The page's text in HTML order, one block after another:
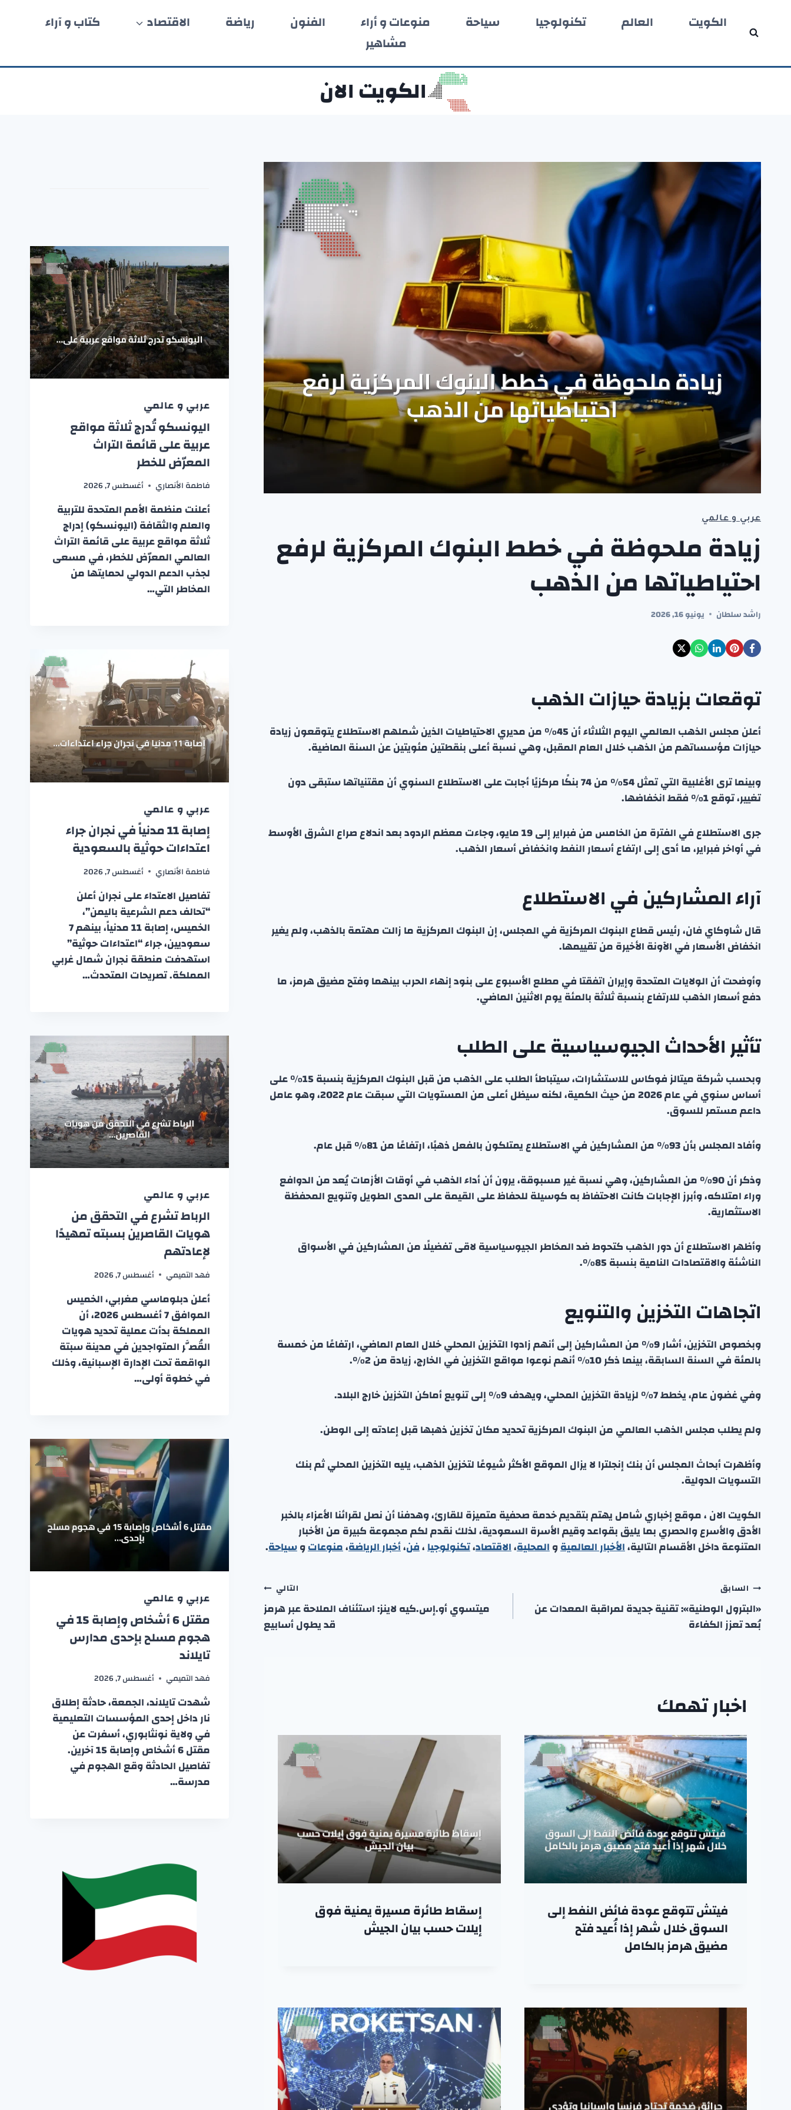
المحتوى
الكويت العالم تكنولوجيا سياحة منوعات و أراء الفنون رياضة الاقتصاد
كتاب و آراء
مشاهير
الكويت الان
عربي و عالمي
زيادة ملحوظة في خطط البنوك المركزية لرفع
احتياطياتها من الذهب
راشد سلطان يونيو 16, 2026
توقعات بزيادة حيازات الذهب
أعلن مجلس الذهب العالمي اليوم الثلاثاء أن 45% من مديري الاحتياطيات الذين شملهم الاستطلاع يتوقعون زيادة
حيازات مؤسساتهم من الذهب خلال العام المقبل، وهي نسبة أعلى بنقطتين مئويتين عن السنة الماضية.
وبينما ترى الأغلبية التي تمثل 54% من 74 بنكًا مركزيًا أجابت على الاستطلاع السنوي أن مقتنياتها ستبقى دون
تغيير، توقع 1% فقط انخفاضها.
جرى الاستطلاع في الفترة من الخامس من فبراير إلى 19 مايو، وجاءت معظم الردود بعد اندلاع صراع الشرق الأوسط
في أواخر فبراير، ما أدى إلى ارتفاع أسعار النفط وانخفاض أسعار الذهب.
آراء المشاركين في الاستطلاع
قال شاوكاي فان، رئيس قطاع البنوك المركزية في المجلس، إن البنوك المركزية ما زالت مهتمة بالذهب، ولم يغير
انخفاض الأسعار في الآونة الأخيرة من تقييمها.
وأوضحت أن الولايات المتحدة وإيران اتفقتا في مطلع الأسبوع على بنود إنهاء الحرب بينهما وفتح مضيق هرمز، ما
دفع أسعار الذهب للارتفاع بنسبة ثلاثة بالمئة يوم الاثنين الماضي.
تأثير الأحداث الجيوسياسية على الطلب
وبحسب شركة ميتالز فوكاس للاستشارات، سيتباطأ الطلب على الذهب من قبل البنوك المركزية بنسبة 15% على
أساس سنوي في عام 2026 من حيث الكمية، لكنه سيظل أعلى من المستويات التي سبقت عام 2022، وهو عامل
داعم مستمر للسوق.
وأفاد المجلس بأن 93% من المشاركين في الاستطلاع يمتلكون بالفعل ذهبًا، ارتفاعًا من 81% قبل عام.
وذكر أن 90% من المشاركين، وهي نسبة غير مسبوقة، يرون أن أداء الذهب في أوقات الأزمات يُعد من الدوافع
وراء امتلاكه، وأبرز الإجابات كانت الاحتفاظ به كوسيلة للحفاظ على القيمة على المدى الطويل وتنويع المحفظة
الاستثمارية.
وأظهر الاستطلاع أن دور الذهب كتحوط ضد المخاطر الجيوسياسية لاقى تفضيلًا من المشاركين في الأسواق
الناشئة والاقتصادات النامية بنسبة 85%.
اتجاهات التخزين والتنويع
وبخصوص التخزين، أشار 9% من المشاركين إلى أنهم زادوا التخزين المحلي خلال العام الماضي، ارتفاعًا من خمسة
بالمئة في السنة السابقة، بينما ذكر 10% أنهم نوعوا مواقع التخزين في الخارج، زيادة من 2%.
وفي غضون عام، يخطط 7% لزيادة التخزين المحلي، ويهدف 9% إلى تنويع أماكن التخزين خارج البلاد.
ولم يطلب مجلس الذهب العالمي من البنوك المركزية تحديد مكان تخزين ذهبها قبل إعادته إلى الوطن.
وأظهرت أبحاث المجلس أن بنك إنجلترا لا يزال الموقع الأكثر شيوعًا لتخزين الذهب، يليه التخزين المحلي ثم بنك
التسويات الدولية.
الكويت الان ، موقع إخباري شامل يهتم بتقديم خدمة صحفية متميزة للقارئ، وهدفنا أن نصل لقرائنا الأعزاء بالخبر
الأدق والأسرع والحصري بما يليق بقواعد وقيم الأسرة السعودية، لذلك نقدم لكم مجموعة كبيرة من الأخبار
المتنوعة داخل الأقسام التالية،الأخبار العالميةوالمحلية،الاقتصاد،تكنولوجيا،فن،أخبار الرياضة،منوعاتوسياحة.
تصفّح
المقالات
السابق
«البترول الوطنية»: تقنية جديدة لمراقبة المعدات عن
بُعد تعزز الكفاءة
التالي
ميتسوي أو.إس.كيه لاينز: استئناف الملاحة عبر هرمز
قد يطول أسابيع
اخبار تهمك
فيتش تتوقع عودة فائض النفط إلى
السوق خلال شهر إذا أُعيد فتح
مضيق هرمز بالكامل
إسقاط طائرة مسيرة يمنية فوق
إيلات حسب بيان الجيش
عربي و عالمي
اليونسكو تُدرج ثلاثة مواقع
عربية على قائمة التراث
المعرّض للخطر
فاطمة الأنصاري أغسطس 7, 2026
أعلنت منظمة الأمم المتحدة للتربية
والعلم والثقافة (اليونسكو) إدراج
ثلاثة مواقع عربية على قائمة التراث
العالمي المعرّض للخطر، في مسعى
لجذب الدعم الدولي لحمايتها من
المخاطر التي…
عربي و عالمي
إصابة 11 مدنياً في نجران جراء
اعتداءات حوثية بالسعودية
فاطمة الأنصاري أغسطس 7, 2026
تفاصيل الاعتداء على نجران أعلن
“تحالف دعم الشرعية باليمن”،
الخميس، إصابة 11 مدنياً، بينهم 7
سعوديين، جراء “اعتداءات حوثية”
استهدفت منطقة نجران شمال غربي
المملكة. تصريحات المتحدث…
عربي و عالمي
الرباط تشرع في التحقق من
هويات القاصرين بسبته تمهيدًا
لإعادتهم
فهد التميمي أغسطس 7, 2026
أعلن دبلوماسي مغربي، الخميس
الموافق 7 أغسطس 2026، أن
المملكة بدأت عملية تحديد هويات
القُصَّر المتواجدين في مدينة سبتة
الواقعة تحت الإدارة الإسبانية، وذلك
في خطوة أولى…
عربي و عالمي
مقتل 6 أشخاص وإصابة 15 في
هجوم مسلح بإحدى مدارس
تايلاند
فهد التميمي أغسطس 7, 2026
شهدت تايلاند، الجمعة، حادثة إطلاق
نار داخل إحدى المؤسسات التعليمية
في ولاية نونثابوري، أسفرت عن
مقتل 6 أشخاص وإصابة 15 آخرين.
تفاصيل الحادثة وقع الهجوم في
مدرسة…